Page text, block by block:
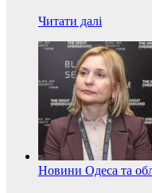
Читати далі
Новини Одеса та